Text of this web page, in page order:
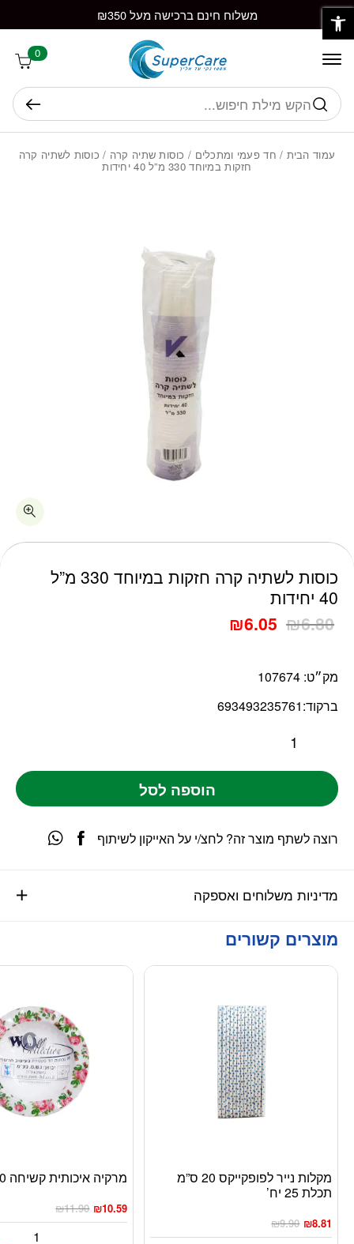
Skip to Content משלוח חינם ברכישה מעל ₪350
0
חיפוש
עמוד הבית / חד פעמי ומתכלים / כוסות שתיה קרה / כוסות לשתיה קרה
חזקות במיוחד 330 מ”ל 40 יחידות
כוסות לשתיה קרה חזקות במיוחד 330 מ”ל
40 יחידות
₪6.80
₪6.05
מק״ט: 107674
ברקוד:693493235761
כמות כוסות לשתיה קרה חזקות במיוחד 330 מ"ל 40 יחידות
הוספה לסל
מדיניות משלוחים ואספקה
רוצה לשתף מוצר זה? לחצ/י על האייקון לשיתוף
מוצרים קשורים
מקלות נייר לפופקייקס 20 ס”מ
תכלת 25 יח’
₪9.90 ₪8.81
מרקיה איכותית קשיחה 10 יח’
₪11.90 ₪10.59
בחזרה למעלה
פתח סרגל נגישות